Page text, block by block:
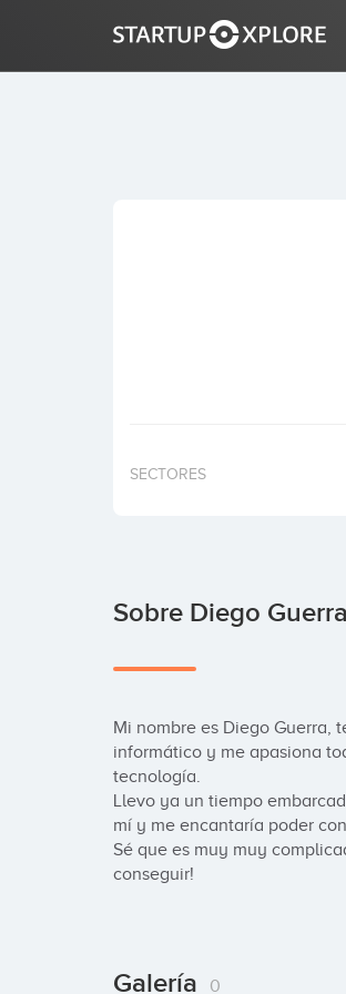
SECTORES
Sobre Diego Guerra
Mi nombre es Diego Guerra,
informático y me apasiona
tecnología.
Llevo ya un tiempo
mí y me encantaría poder
Sé que es muy muy
conseguir!
Galería 0